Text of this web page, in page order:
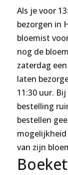
Als je voor
bezorgen in
bloemist
nog de
zaterdag
laten
11:30 uur.
bestelling
bestellen
van zijn